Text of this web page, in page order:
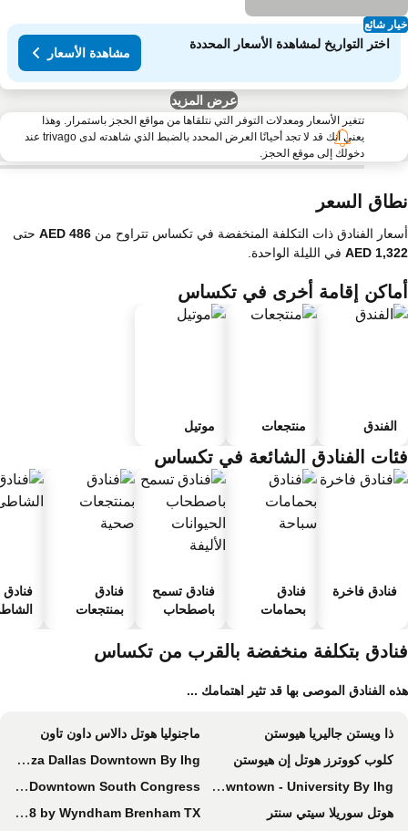
شائع
اختر التواريخ لمشاهدة الأسعار المحددة
مشاهدة الأسعار
عرض المزيد
تتغير الأسعار ومعدلات التوفر التي نتلقاها من مواقع الحجز باستمرار. وهذا
يعني أنك قد لا تجد أحيانًا العرض المحدد بالضبط الذي شاهدته لدى trivago عند
دخولك إلى موقع الحجز.
السعر
الفنادق ذات التكلفة المنخفضة في تكساس تتراوح من
حتى
في الليلة الواحدة.
إقامة أخرى في تكساس
الفندق منتجعات موتيل
الفنادق الشائعة في تكساس
فنادق فاخرة
فنادق
بحمامات
فنادق تسمح
باصطحاب
الأليفة
فنادق
بمنتجعات
فنادق
بتكلفة منخفضة بالقرب من تكساس
الفنادق الموصى بها قد تثير اهتمامك ...
ذا ويستن جاليريا هيوستن
ماجنوليا هوتل دالاس داون تاون
كلوب كووترز هوتل إن هيوستن
Crowne Plaza Dallas Downtown By Ihg
Holiday Inn Express & Suites Austin Downtown - University By Ihg
Embassy Suites by Hilton Austin Downtown South Congress
هوتل سوريلا سيتي سنتر
Super 8 by Wyndham Brenham TX